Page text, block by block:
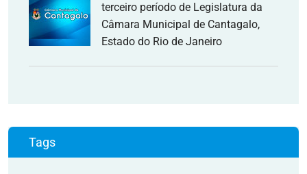
terceiro período de Legislatura da
Câmara Municipal de Cantagalo,
Estado do Rio de Janeiro
Tags